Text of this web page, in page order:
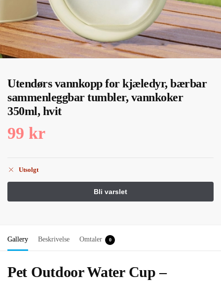
Utendørs vannkopp for kjæledyr, bærbar
sammenleggbar tumbler, vannkoker
350ml, hvit
99 kr
Utsolgt
Gallery Beskrivelse Omtaler 0
Pet Outdoor Water Cup –